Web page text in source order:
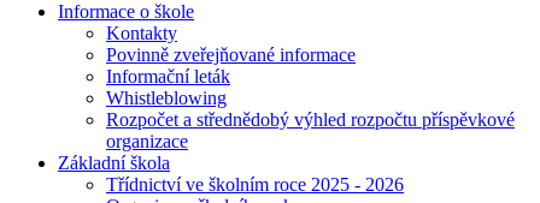
Informace o škole
Kontakty
Povinně zveřejňované informace
Informační leták
Whistleblowing
Rozpočet a střednědobý výhled rozpočtu příspěvkové
organizace
Základní škola
Třídnictví ve školním roce 2025 - 2026